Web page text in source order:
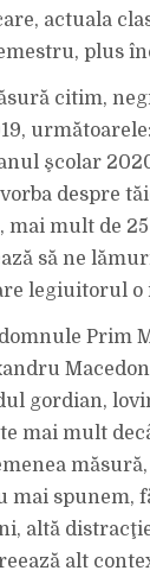
actuala
plus
citim,
şcolar
despre
mai mult de
să ne
legiuitorul
Prim
gordian,
mai mult
mai spunem,
altă
alt